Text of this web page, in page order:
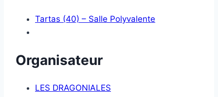
Tartas (40) – Salle Polyvalente
Organisateur
LES DRAGONIALES